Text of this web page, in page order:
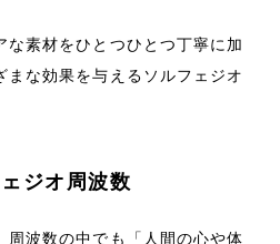
な素材をひとつひとつ丁寧に加
まな効果を与えるソルフェジオ
ジオ周波数
周波数の中でも「人間の心や体